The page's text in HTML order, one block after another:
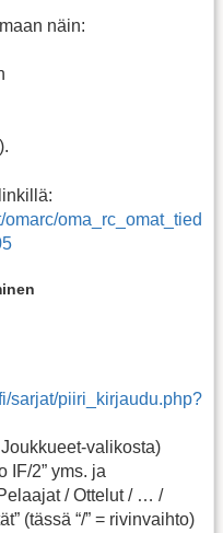
näin:
oma_rc_omat_tied
sarjat/piiri_kirjaudu.php?
valikosta)
IF/2” yms. ja
/ Ottelut / … /
(tässä “/” = rivinvaihto)